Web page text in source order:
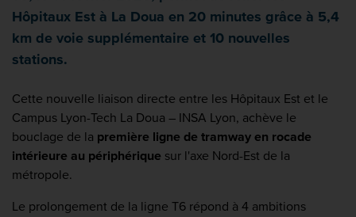
Hôpitaux Est à La Doua en 20 minutes grâce à 5,4
km de voie supplémentaire et 10 nouvelles
stations.
Cette nouvelle liaison directe entre les Hôpitaux Est et le
Campus Lyon-Tech La Doua – INSA Lyon, achève le
bouclage de la première ligne de tramway en rocade
intérieure au périphérique sur l'axe Nord-Est de la
métropole.
Le prolongement de la ligne T6 répond à 4 ambitions